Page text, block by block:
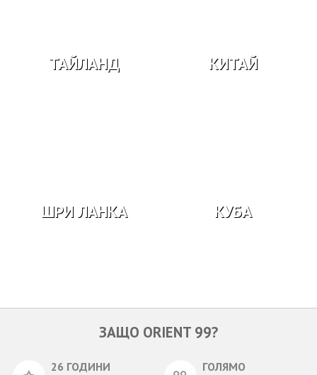
ТАЙЛАНД КИТАЙ
ШРИ ЛАНКА КУБА
ЗАЩО ORIENT 99?
26 ГОДИНИ ГОЛЯМО